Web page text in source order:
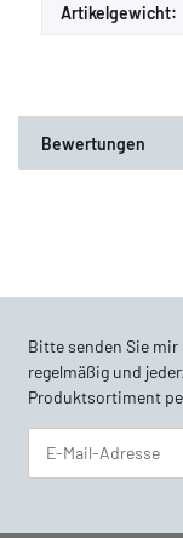
Artikelgewicht:
Bewertungen
Bitte senden Sie
regelmäßig und
Produktsortiment